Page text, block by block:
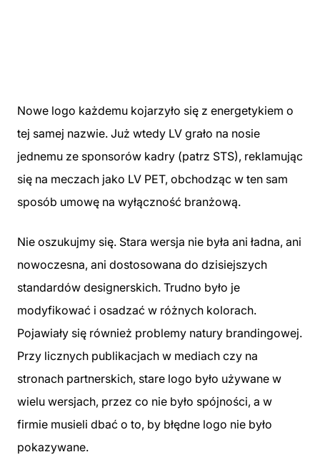
Nowe logo każdemu kojarzyło się z energetykiem o
tej samej nazwie. Już wtedy LV grało na nosie
jednemu ze sponsorów kadry (patrz STS), reklamując
się na meczach jako LV PET, obchodząc w ten sam
sposób umowę na wyłączność branżową.
Nie oszukujmy się. Stara wersja nie była ani ładna, ani
nowoczesna, ani dostosowana do dzisiejszych
standardów designerskich. Trudno było je
modyfikować i osadzać w różnych kolorach.
Pojawiały się również problemy natury brandingowej.
Przy licznych publikacjach w mediach czy na
stronach partnerskich, stare logo było używane w
wielu wersjach, przez co nie było spójności, a w
firmie musieli dbać o to, by błędne logo nie było
pokazywane.